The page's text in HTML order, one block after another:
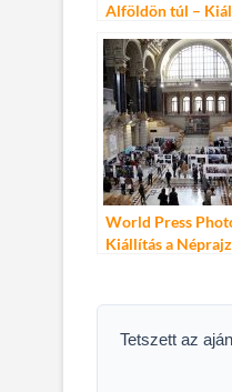
Alföldön túl –
World Press
Kiállítás a
Tetszett az